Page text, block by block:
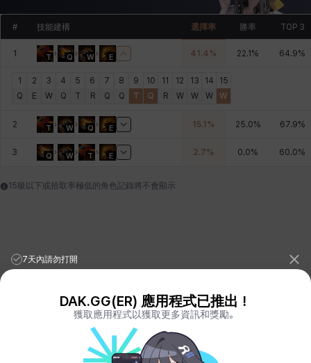
琪婭拉 瑪蒂娜
納塔朋 綾 翡翠 艾比蓋爾 艾琳娜
艾瑪 艾登 艾絲黛爾 艾薩克
蓋瑞特 蘿拉 西奧多 達爾科
阿爾達 阿隆索 雪
# 技能建構 選擇率 勝率 TOP 3
1 T Q W E 41.4% 22.1 % 64.9%
1
Q
2
E
3
W
4
Q
5
T
6
R
7
Q
8
Q
9
T
10
Q
11
R
12
W
13
W
14
W
15
W
2 T W Q E 15.1 % 25.0% 67.9%
3 Q W T E 2.7% 0.0% 60.0%
15級以下或拾取率極低的角色記錄將不會顯示
League of Legends StatsPORO.GG
Teamfight Tactics Stats
LOLCHESS.GG
VALORANT.DAK.GG
PUBG.DAK.GG
7天內請勿打開
DAK.GG(ER) 應用程式已推出！
獲取應用程式以獲取更多資訊和獎勵。